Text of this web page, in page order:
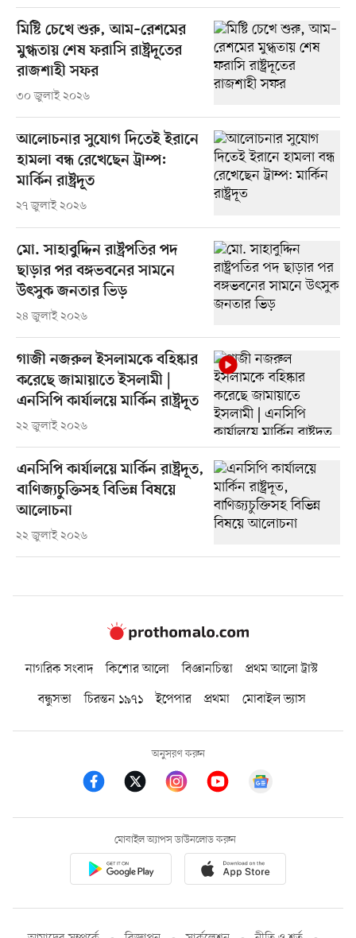
মিষ্টি চেখে শুরু, আম–রেশমের
মুগ্ধতায় শেষ ফরাসি রাষ্ট্রদূতের
রাজশাহী সফর
৩০ জুলাই ২০২৬
আলোচনার সুযোগ দিতেই ইরানে
হামলা বন্ধ রেখেছেন ট্রাম্প:
মার্কিন রাষ্ট্রদূত
২৭ জুলাই ২০২৬
মো. সাহাবুদ্দিন রাষ্ট্রপতির পদ
ছাড়ার পর বঙ্গভবনের সামনে
উৎসুক জনতার ভিড়
২৪ জুলাই ২০২৬
গাজী নজরুল ইসলামকে বহিষ্কার
করেছে জামায়াতে ইসলামী |
এনসিপি কার্যালয়ে মার্কিন রাষ্ট্রদূত
২২ জুলাই ২০২৬
এনসিপি কার্যালয়ে মার্কিন রাষ্ট্রদূত,
বাণিজ্যচুক্তিসহ বিভিন্ন বিষয়ে
আলোচনা
২২ জুলাই ২০২৬
নাগরিক সংবাদ কিশোর আলো বিজ্ঞানচিন্তা
প্রথম আলো ট্রাস্ট
বন্ধুসভা
চিরন্তন ১৯৭১ ইপেপার প্রথমা মোবাইল ভ্যাস
অনুসরণ করুন
মোবাইল অ্যাপস ডাউনলোড করুন